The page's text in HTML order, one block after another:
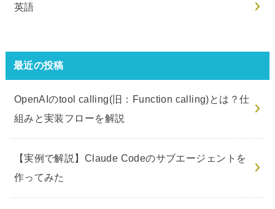
英語
最近の投稿
OpenAIのtool calling(旧：Function calling)とは？仕
組みと実装フローを解説
【実例で解説】Claude Codeのサブエージェントを
作ってみた